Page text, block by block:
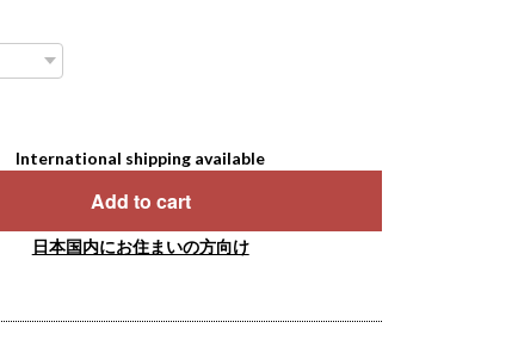
International shipping available
Add to cart
日本国内にお住まいの方向け